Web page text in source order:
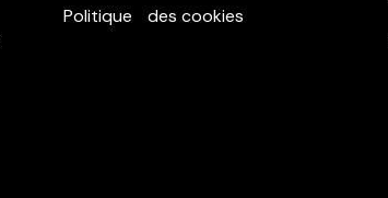
Politique des cookies